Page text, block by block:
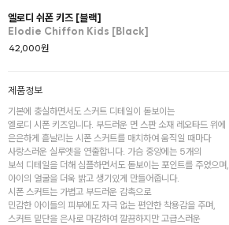
엘로디 쉬폰 키즈 [블랙]
Elodie Chiffon Kids [Black]
42,000원
제품정보
기본에 충실하면서도 스커트 디테일이 돋보이는
엘로디 시폰 키즈입니다. 부드러운 면 스판 소재 레오타드 위에
은은하게 흩날리는 시폰 스커트를 매치하여 움직일 때마다
사랑스러운 실루엣을 연출합니다. 가슴 중앙에는 5개의
보석 디테일을 더해 심플하면서도 돋보이는 포인트를 주었으며,
아이의 얼굴을 더욱 밝고 생기있게 만들어줍니다.
시폰 스커트는 가볍고 부드러운 감촉으로
민감한 아이들의 피부에도 자극 없는 편안한 착용감을 주며,
스커트 밑단을 은사로 마감하여 깔끔하지만 고급스러운